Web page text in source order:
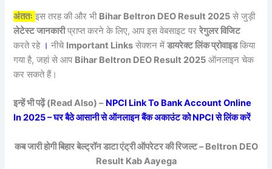
अंततः इस तरह की और भी Bihar Beltron DEO Result 2025 से जुड़ी
लेटेस्ट जानकारीप्राप्त करने के लिए, आप इस वेबसाइट पररेगुलर विजिट
करते रहे । नीचे Important Links सेक्शन मेंडायरेक्ट लिंक प्रोवाइडकिया
गया है, जहां से आप Bihar Beltron DEO Result 2025 ऑनलाइन चेक
कर सकते हैं।
इन्हें भी पढ़ें (Read Also) – NPCI Link To Bank Account Online
In 2025 – घर बैठे आसानी से ऑनलाइन बैंक अकाउंट को NPCI से लिंक करें
कब जारी होगी बिहार बेल्ट्रॉन डाटा एंट्री ऑपरेटर की रिजल्ट – Beltron DEO
Result Kab Aayega